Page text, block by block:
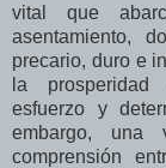
vital que
asentamiento,
precario, duro e
la
esfuerzo y
embargo, una
comprensión